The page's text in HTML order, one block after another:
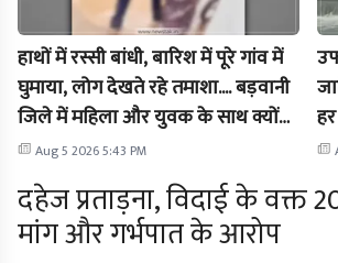
हाथों में रस्सी बांधी, बारिश में पूरे गांव में
घुमाया, लोग देखते रहे तमाशा.... बड़वानी
जिले में महिला और युवक के साथ क्यों
किया गया ये सलूक? जानें पूरा मामला
Aug 5 2026 5:43 PM
दहेज प्रताड़ना, विदाई के वक्त
मांग और गर्भपात के आरोप